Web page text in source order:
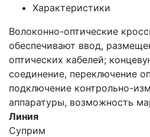
Характеристики
Волоконно-оптические
обеспечивают ввод,
оптических кабелей;
соединение, переключение
подключение контрольно-
аппаратуры, возможность
Линия
Суприм